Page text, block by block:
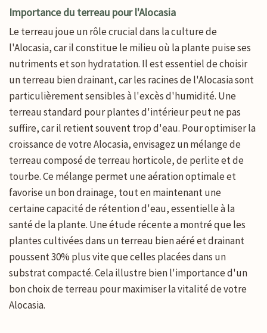
Importance du terreau pour l'Alocasia
Le terreau joue un rôle crucial dans la culture de
l'Alocasia, car il constitue le milieu où la plante puise ses
nutriments et son hydratation. Il est essentiel de choisir
un terreau bien drainant, car les racines de l'Alocasia sont
particulièrement sensibles à l'excès d'humidité. Une
terreau standard pour plantes d'intérieur peut ne pas
suffire, car il retient souvent trop d'eau. Pour optimiser la
croissance de votre Alocasia, envisagez un mélange de
terreau composé de terreau horticole, de perlite et de
tourbe. Ce mélange permet une aération optimale et
favorise un bon drainage, tout en maintenant une
certaine capacité de rétention d'eau, essentielle à la
santé de la plante. Une étude récente a montré que les
plantes cultivées dans un terreau bien aéré et drainant
poussent 30% plus vite que celles placées dans un
substrat compacté. Cela illustre bien l'importance d'un
bon choix de terreau pour maximiser la vitalité de votre
Alocasia.